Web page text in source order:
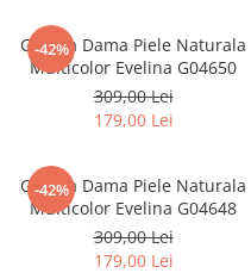
-42%
Geanta Dama Piele Naturala
Multicolor Evelina G04650
309,00 Lei
179,00 Lei
-42%
Geanta Dama Piele Naturala
Multicolor Evelina G04648
309,00 Lei
179,00 Lei